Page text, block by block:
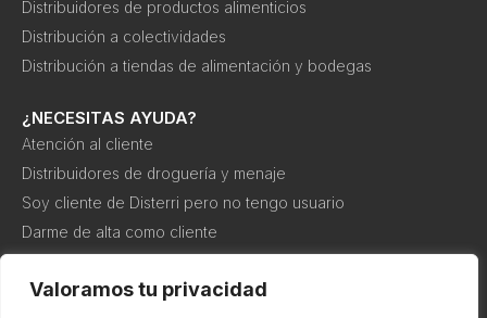
Valoramos tu privacidad
Distribuidores de productos alimenticios
Distribución a colectividades
Distribución a tiendas de alimentación y bodegas
¿NECESITAS AYUDA?
Atención al cliente
Distribuidores de droguería y menaje
Soy cliente de Disterri pero no tengo usuario
Darme de alta como cliente